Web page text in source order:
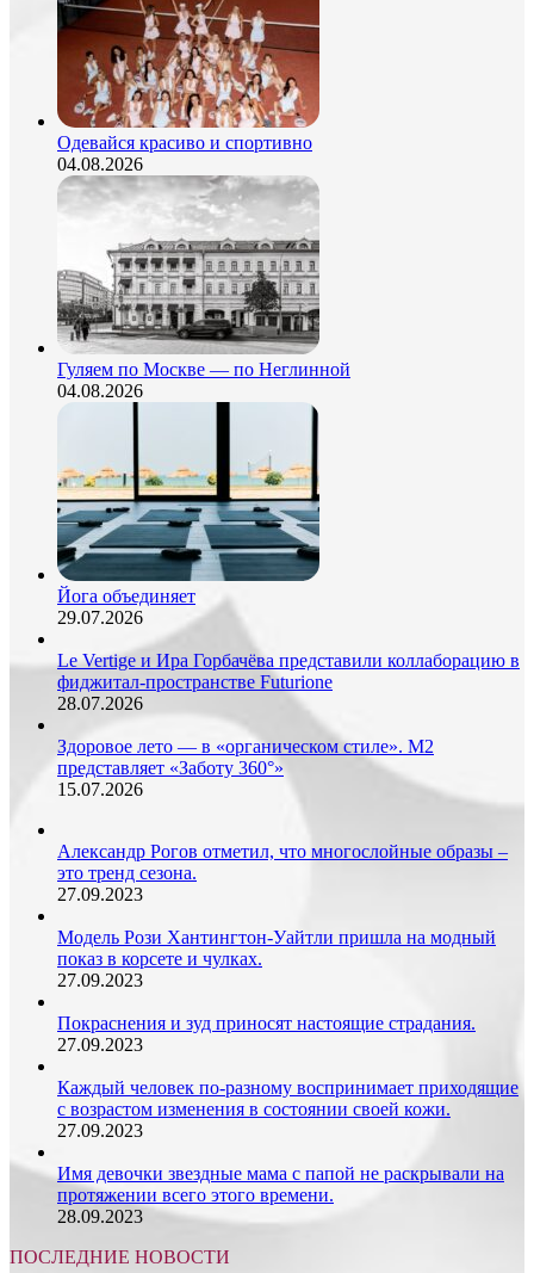
Одевайся красиво и спортивно
04.08.2026
Гуляем по Москве — по Неглинной
04.08.2026
Йога объединяет
29.07.2026
Le Vertige и Ира Горбачёва представили коллаборацию в
фиджитал-пространстве Futurione
28.07.2026
Здоровое лето — в «органическом стиле». М2
представляет «Заботу 360°»
15.07.2026
Александр Рогов отметил, что многослойные образы –
это тренд сезона.
27.09.2023
Модель Рози Хантингтон-Уайтли пришла на модный
показ в корсете и чулках.
27.09.2023
Покраснения и зуд приносят настоящие страдания.
27.09.2023
Каждый человек по-разному воспринимает приходящие
с возрастом изменения в состоянии своей кожи.
27.09.2023
Имя девочки звездные мама с папой не раскрывали на
протяжении всего этого времени.
28.09.2023
ПОСЛЕДНИЕ НОВОСТИ